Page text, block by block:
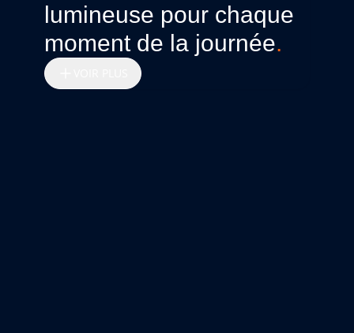
lumineuse pour chaque
moment de la journée.